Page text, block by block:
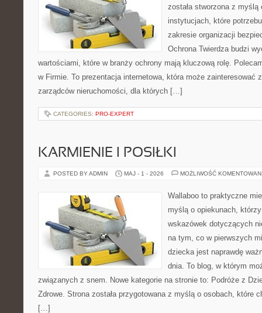
została stworzona z
instytucjach, które
zakresie organizacji
Ochrona Twierdza budzi
wartościami, które w branży ochrony mają kluczową rolę.
w Firmie. To prezentacja internetowa, która może zainteresować
zarządców nieruchomości, dla których […]
CATEGORIES: PRO-EXPERT
KARMIENIE I POSIŁKI
POSTED BY ADMIN MAJ - 1 - 2026 MOŻLIWOŚĆ
Wallaboo to praktyczne
myślą o opiekunach,
wskazówek dotyczących
na tym, co w pierwszych
dziecka jest naprawdę
dnia. To blog, w którym
związanych z snem. Nowe kategorie na stronie to: Podróże z
Zdrowe. Strona została przygotowana z myślą o osobach, które
[…]